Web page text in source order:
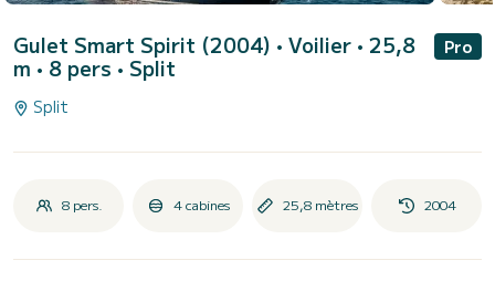
Gulet Smart Spirit (2004) • Voilier • 25,8
m • 8 pers • Split
Pro
Split
8 pers. 4 cabines 25,8 mètres 2004